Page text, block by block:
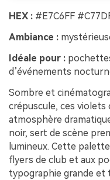
HEX : #E7C6FF
Ambiance :
Idéale pour :
d’événements
Sombre et
crépuscule, ces
atmosphère
noir, sert de scène
lumineux. Cette
flyers de club et aux
typographie grande et